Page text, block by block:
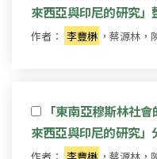
來西亞與印尼的研究
作者： 李豐楙 ，蔡源林，
「東南亞穆斯林社
來西亞與印尼的研究」
作者： 李豐楙 ，蔡源林，